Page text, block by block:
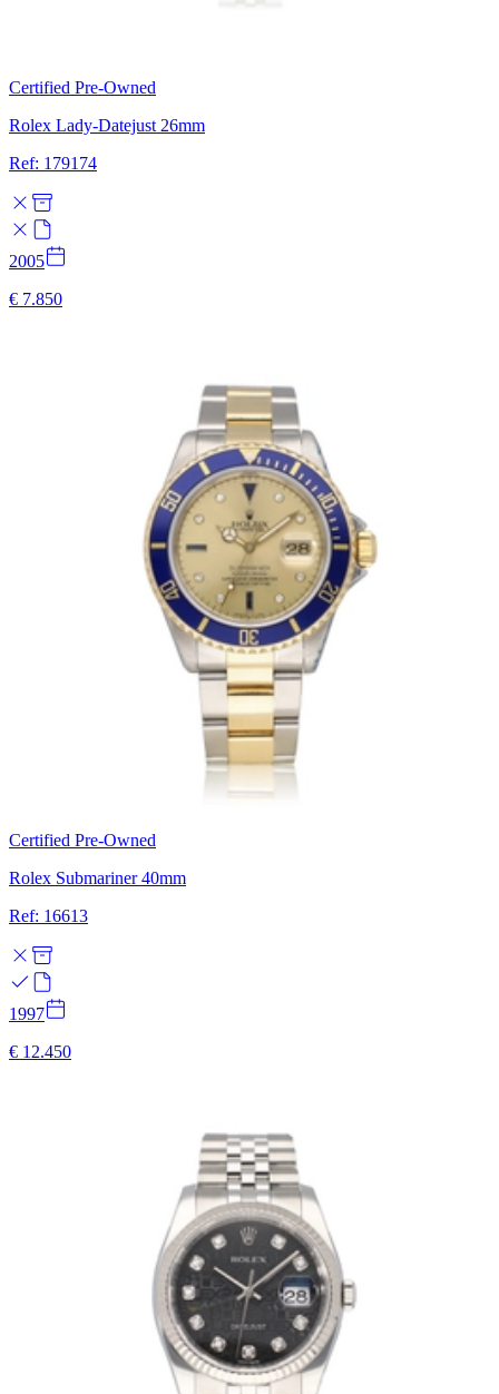
Certified Pre-Owned
Rolex Lady-Datejust 26mm
Ref: 179174
2005
€ 7.850
Certified Pre-Owned
Rolex Submariner 40mm
Ref: 16613
1997
€ 12.450